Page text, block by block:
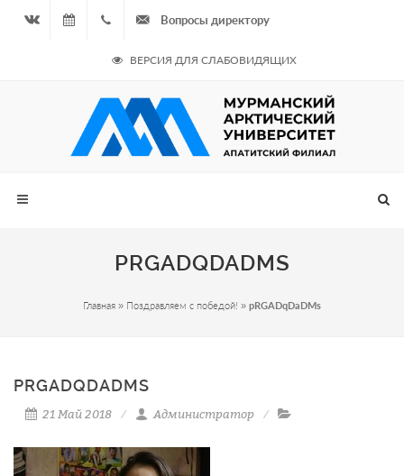
08.08.2026
- Чётная
неделя
964
687
Вопросы директору
ВЕРСИЯ ДЛЯ СЛАБОВИДЯЩИХ
PRGADQDADMS
Главная » Поздравляем с победой! » pRGADqDaDMs
PRGADQDADMS
21 Май 2018 Администратор